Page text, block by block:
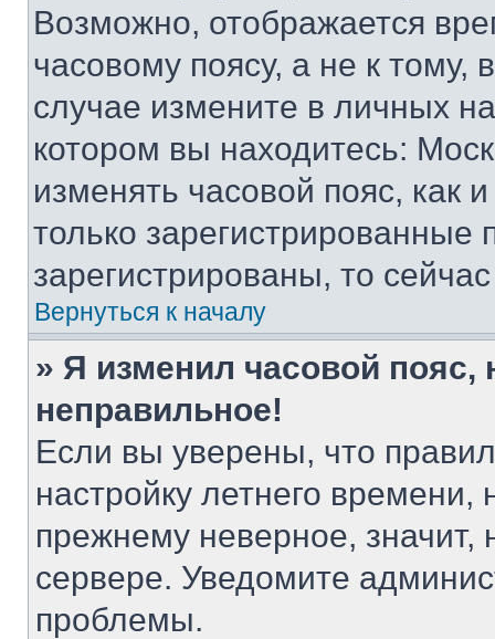
Возможно, отображается
часовому поясу, а не к тому,
случае измените в личных
котором вы находитесь:
изменять часовой пояс, как
только
зарегистрированы, то
Вернуться к началу
» Я изменил часовой пояс,
неправильное!
Если вы уверены, что
настройку летнего
прежнему неверное, значит,
сервере. Уведомите
проблемы.